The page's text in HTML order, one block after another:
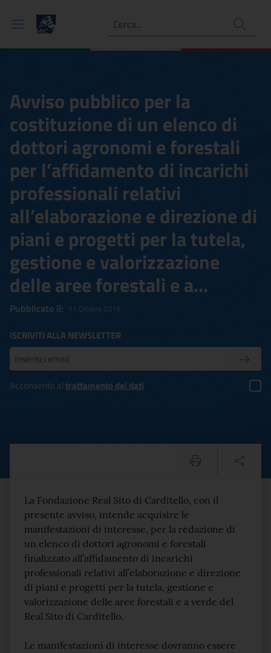
Ricerca
Avviso pubblico per la
costituzione di un elenco di
dottori agronomi e forestali
per l’affidamento di incarichi
professionali relativi
all’elaborazione e direzione di
piani e progetti per la tutela,
gestione e valorizzazione
delle aree forestali e a...
Pubblicato il: 11 Ottobre 2019
ISCRIVITI ALLA NEWSLETTER
Inserisci la tua mail
Acconsento altrattamento dei dati
Avviso pubblico per la
Testo del comunicato
La Fondazione Real Sito di Carditello, con il
presente avviso, intende acquisire le
manifestazioni di interesse, per la redazione di
un elenco di dottori agronomi e forestali
finalizzato all’affidamento di incarichi
professionali relativi all’elaborazione e direzione
di piani e progetti per la tutela, gestione e
valorizzazione delle aree forestali e a verde del
Real Sito di Carditello.
Le manifestazioni di interesse dovranno essere